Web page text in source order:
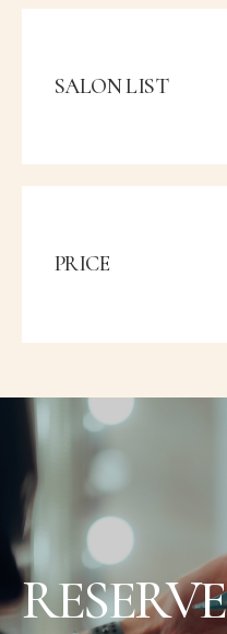
SALON LIST
PRICE
RESERVE